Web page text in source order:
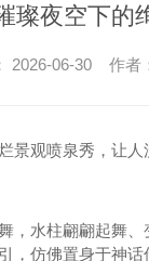
璨夜空下的
2026-06-30 作者
景观喷泉秀，让
，水柱翩翩起舞
，仿佛置身于神话